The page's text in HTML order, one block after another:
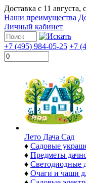
Доставка с 11 августа,
Наши преимущества
Личный кабинет
+7 (495) 984-05-25 +7
Лето Дача Сад
♦ Садовые
♦ Предметы
♦ Светодиодные
♦ Очаги и чаши